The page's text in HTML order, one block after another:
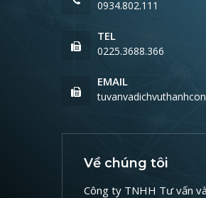
0934.802.111
TEL
0225.3688.366
EMAIL
Về chúng tôi
Công ty TNHH Tư vấn